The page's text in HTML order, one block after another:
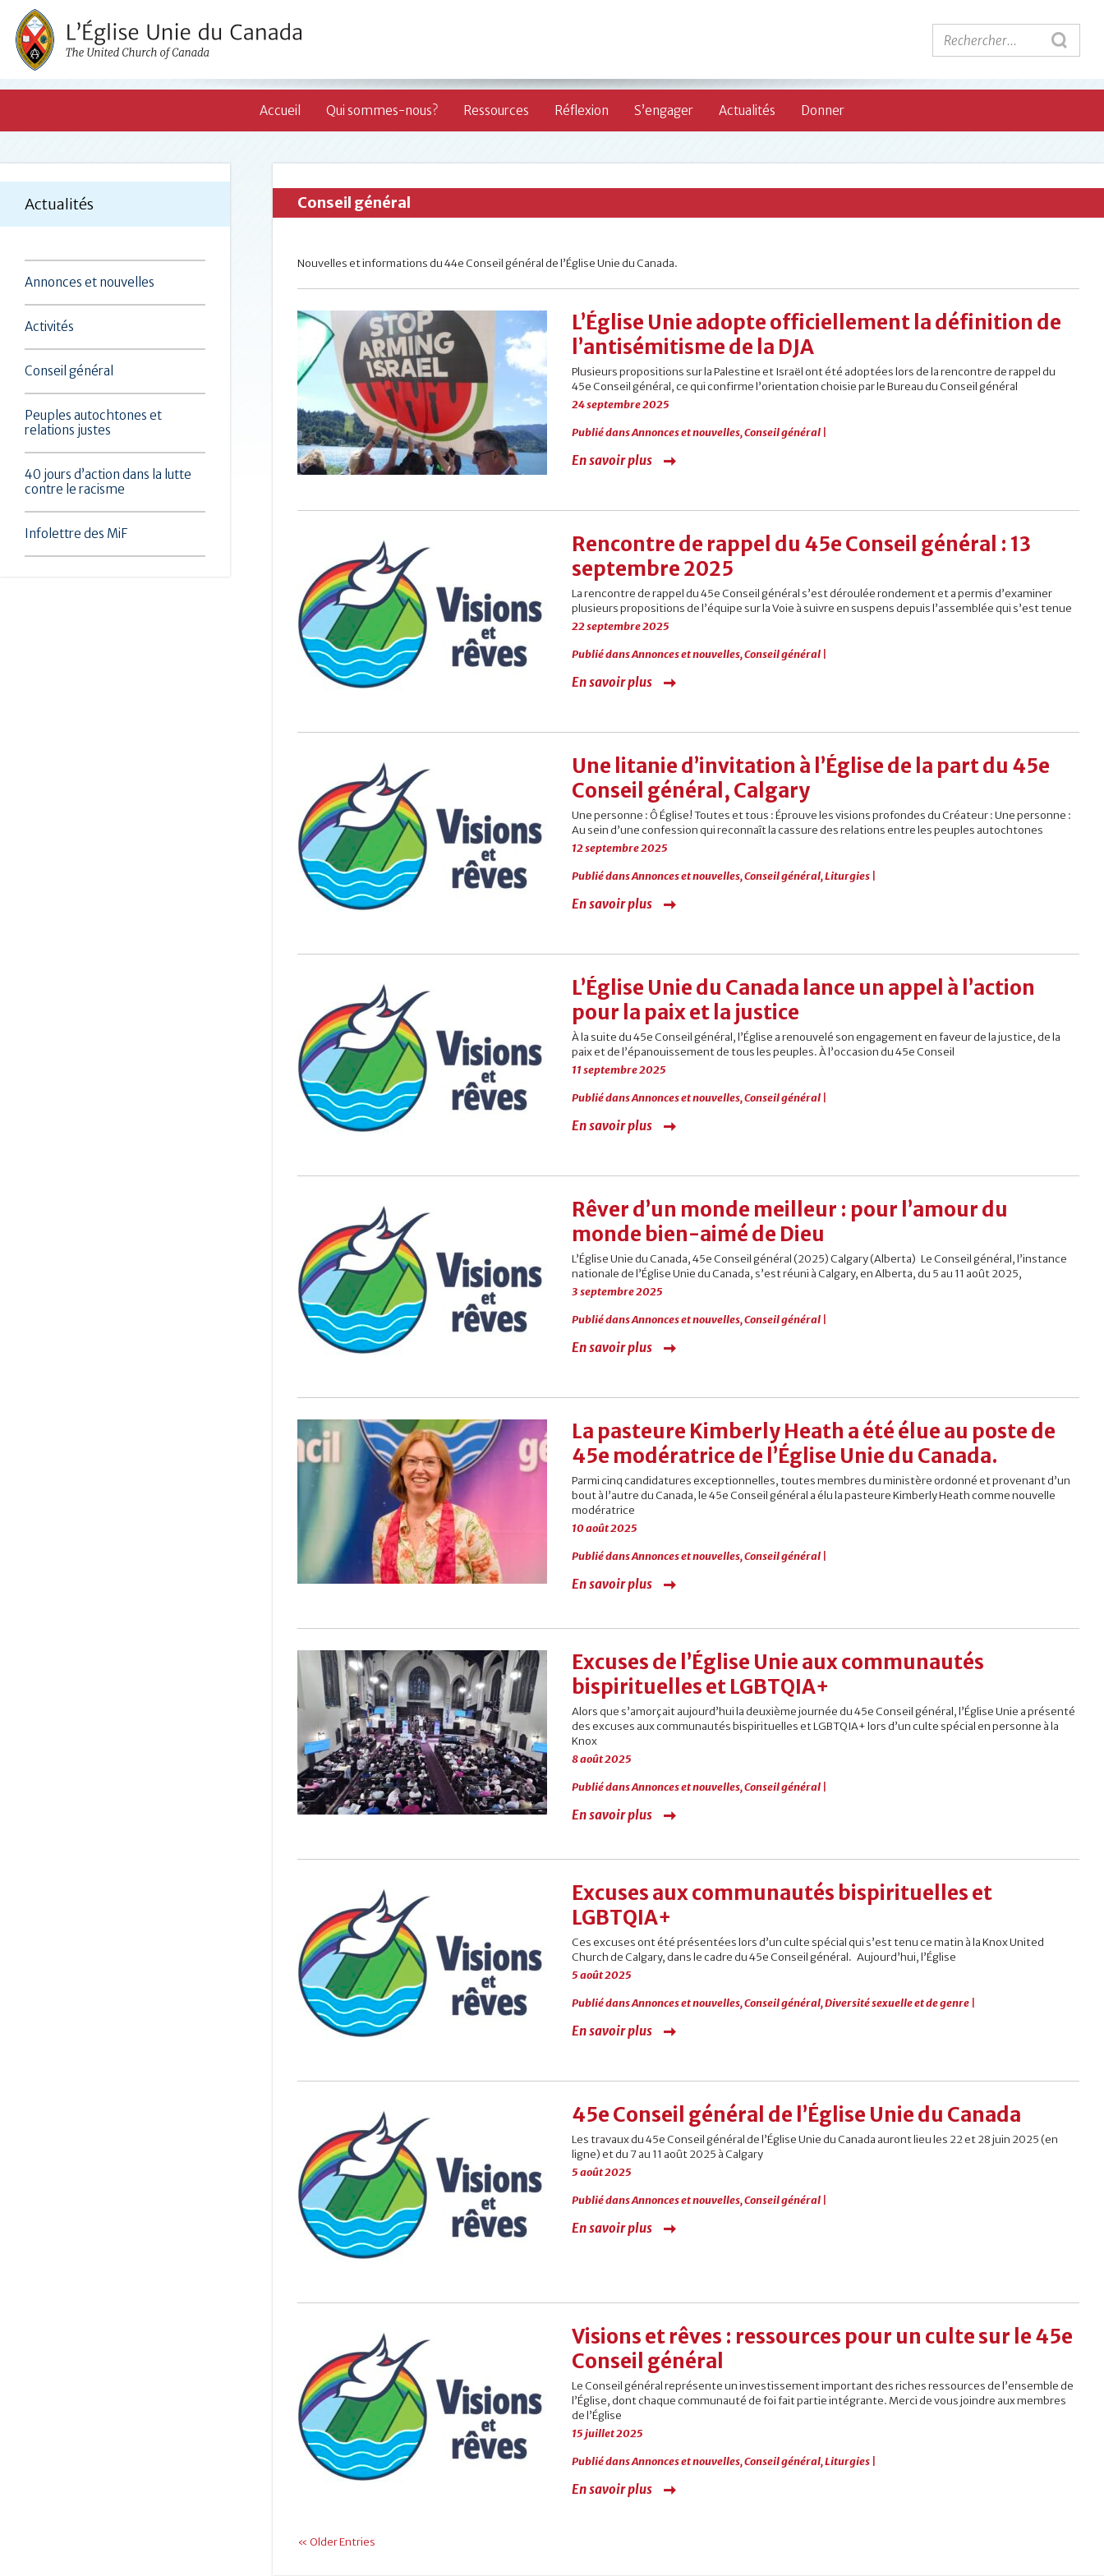
Accueil Qui sommes-nous? Ressources Réflexion S’engager Actualités Donner
Actualités
Annonces et nouvelles
Activités
Conseil général
Peuples autochtones et
relations justes
40 jours d’action dans la lutte
contre le racisme
Infolettre des MiF
Conseil général
Nouvelles et informations du 44e Conseil général de l’Église Unie du Canada.
L’Église Unie adopte officiellement la définition de
l’antisémitisme de la DJA
Plusieurs propositions sur la Palestine et Israël ont été adoptées lors de la rencontre de rappel du
45e Conseil général, ce qui confirme l’orientation choisie par le Bureau du Conseil général
24 septembre 2025
Publié dansAnnonces et nouvelles,Conseil général
En savoir plus
Rencontre de rappel du 45e Conseil général : 13
septembre 2025
La rencontre de rappel du 45e Conseil général s’est déroulée rondement et a permis d’examiner
plusieurs propositions de l’équipe sur la Voie à suivre en suspens depuis l’assemblée qui s’est tenue
22 septembre 2025
Publié dansAnnonces et nouvelles,Conseil général
En savoir plus
Une litanie d’invitation à l’Église de la part du 45e
Conseil général, Calgary
Une personne : Ô Église! Toutes et tous : Éprouve les visions profondes du Créateur : Une personne :
Au sein d’une confession qui reconnaît la cassure des relations entre les peuples autochtones
12 septembre 2025
Publié dansAnnonces et nouvelles,Conseil général,Liturgies
En savoir plus
L’Église Unie du Canada lance un appel à l’action
pour la paix et la justice
À la suite du 45e Conseil général, l’Église a renouvelé son engagement en faveur de la justice, de la
paix et de l’épanouissement de tous les peuples. À l’occasion du 45e Conseil
11 septembre 2025
Publié dansAnnonces et nouvelles,Conseil général
En savoir plus
Rêver d’un monde meilleur : pour l’amour du
monde bien-aimé de Dieu
L’Église Unie du Canada, 45e Conseil général (2025) Calgary (Alberta) Le Conseil général, l’instance
nationale de l’Église Unie du Canada, s’est réuni à Calgary, en Alberta, du 5 au 11 août 2025,
3 septembre 2025
Publié dansAnnonces et nouvelles,Conseil général
En savoir plus
La pasteure Kimberly Heath a été élue au poste de
45e modératrice de l’Église Unie du Canada.
Parmi cinq candidatures exceptionnelles, toutes membres du ministère ordonné et provenant d’un
bout à l’autre du Canada, le 45e Conseil général a élu la pasteure Kimberly Heath comme nouvelle
modératrice
10 août 2025
Publié dansAnnonces et nouvelles,Conseil général
En savoir plus
Excuses de l’Église Unie aux communautés
bispirituelles et LGBTQIA+
Alors que s’amorçait aujourd’hui la deuxième journée du 45e Conseil général, l’Église Unie a présenté
des excuses aux communautés bispirituelles et LGBTQIA+ lors d’un culte spécial en personne à la
Knox
8 août 2025
Publié dansAnnonces et nouvelles,Conseil général
En savoir plus
Excuses aux communautés bispirituelles et
LGBTQIA+
Ces excuses ont été présentées lors d’un culte spécial qui s’est tenu ce matin à la Knox United
Church de Calgary, dans le cadre du 45e Conseil général. Aujourd’hui, l’Église
5 août 2025
Publié dansAnnonces et nouvelles,Conseil général,Diversité sexuelle et de genre
En savoir plus
45e Conseil général de l’Église Unie du Canada
Les travaux du 45e Conseil général de l’Église Unie du Canada auront lieu les 22 et 28 juin 2025 (en
ligne) et du 7 au 11 août 2025 à Calgary
5 août 2025
Publié dansAnnonces et nouvelles,Conseil général
En savoir plus
Visions et rêves : ressources pour un culte sur le 45e
Conseil général
Le Conseil général représente un investissement important des riches ressources de l’ensemble de
l’Église, dont chaque communauté de foi fait partie intégrante. Merci de vous joindre aux membres
de l’Église
15 juillet 2025
Publié dansAnnonces et nouvelles,Conseil général,Liturgies
En savoir plus
« Older Entries